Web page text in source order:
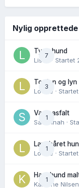
Nylig
7
Tynn hund
Lisen
· Startet
3
Torden og lyn
Lovise · Startet
1
Varm asfalt
Savannah ·
1
Langhåret
Lovise · Startet
1
Hannhund
Karoline Nilsen